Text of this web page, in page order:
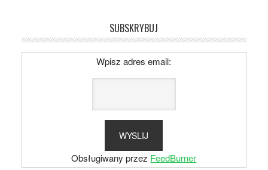
SUBSKRYBUJ
Wpisz adres email:
Obsługiwany przez FeedBurner